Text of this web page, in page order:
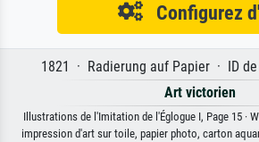
Configurez
1821 · Radierung auf Papier · ID
Art victorien
Illustrations de l'Imitation de l'Églogue I, Page 15 ·
impression d'art sur toile, papier photo, carton